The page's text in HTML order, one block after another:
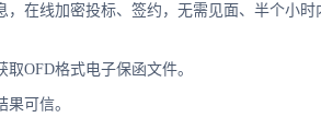
在线加密投标、签约，无需见面、半个小时
OFD格式电子保函文件。
可信。